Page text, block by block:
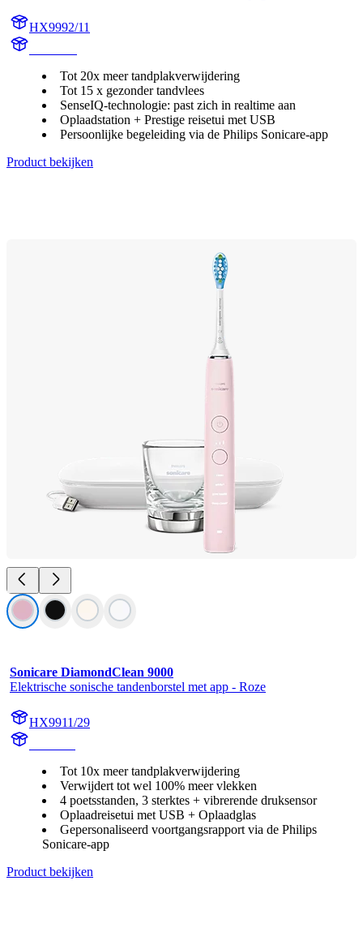
HX9992/11
Tot 20x meer tandplakverwijdering
Tot 15 x gezonder tandvlees
SenseIQ-technologie: past zich in realtime aan
Oplaadstation + Prestige reisetui met USB
Persoonlijke begeleiding via de Philips Sonicare-app
Product bekijken
Sonicare DiamondClean 9000
Elektrische sonische tandenborstel met app - Roze
HX9911/29
Tot 10x meer tandplakverwijdering
Verwijdert tot wel 100% meer vlekken
4 poetsstanden, 3 sterktes + vibrerende druksensor
Oplaadreisetui met USB + Oplaadglas
Gepersonaliseerd voortgangsrapport via de Philips
Sonicare-app
Product bekijken